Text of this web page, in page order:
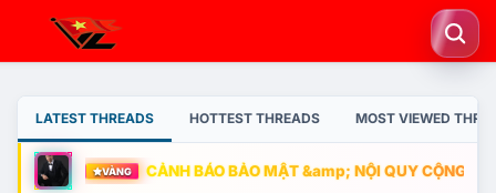
LATEST THREADS HOTTEST THREADS MOST VIEWED
VÀNG CẢNH BÁO BẢO MẬT &amp; NỘI QUY CỘNG